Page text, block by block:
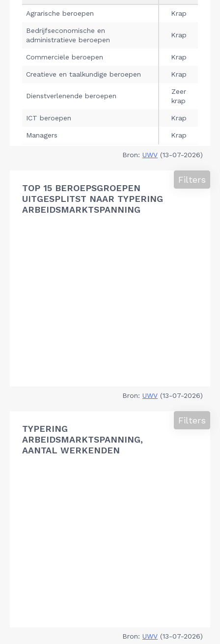
Bron: UWV (13-07-2026)
TOP 15 BEROEPSGROEPEN
UITGESPLITST NAAR TYPERING
ARBEIDSMARKTSPANNING
Filters
Bron: UWV (13-07-2026)
TYPERING
ARBEIDSMARKTSPANNING,
AANTAL WERKENDEN
Filters
Bron: UWV (13-07-2026)